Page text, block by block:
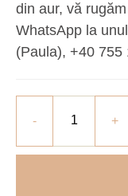
din aur, vă
WhatsApp la
(Paula), ‪+40 755